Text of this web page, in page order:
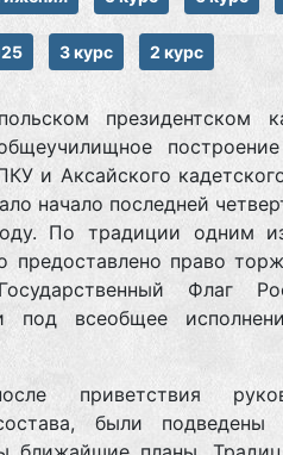
3 курс 2 курс
президентском
и Аксайского
начало последней
По традиции одним
предоставлено право
Флаг
под всеобщее
приветствия
были